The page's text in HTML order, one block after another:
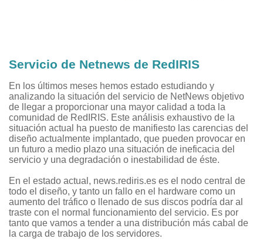
Servicio de Netnews de RedIRIS
En los últimos meses hemos estado estudiando y
analizando la situación del servicio de NetNews objetivo
de llegar a proporcionar una mayor calidad a toda la
comunidad de RedIRIS. Este análisis exhaustivo de la
situación actual ha puesto de manifiesto las carencias del
diseño actualmente implantado, que pueden provocar en
un futuro a medio plazo una situación de ineficacia del
servicio y una degradación o inestabilidad de éste.
En el estado actual, news.rediris.es es el nodo central de
todo el diseño, y tanto un fallo en el hardware como un
aumento del tráfico o llenado de sus discos podría dar al
traste con el normal funcionamiento del servicio. Es por
tanto que vamos a tender a una distribución más cabal de
la carga de trabajo de los servidores.